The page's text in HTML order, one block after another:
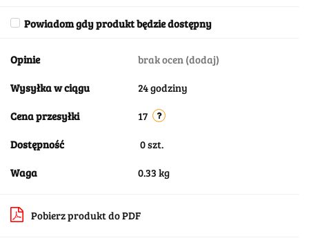
Powiadom gdy produkt będzie dostępny
Opinie brak ocen (dodaj)
Wysyłka w ciągu 24 godziny
Cena przesyłki 17
Dostępność 0szt.
Waga 0.33 kg
Pobierz produkt do PDF